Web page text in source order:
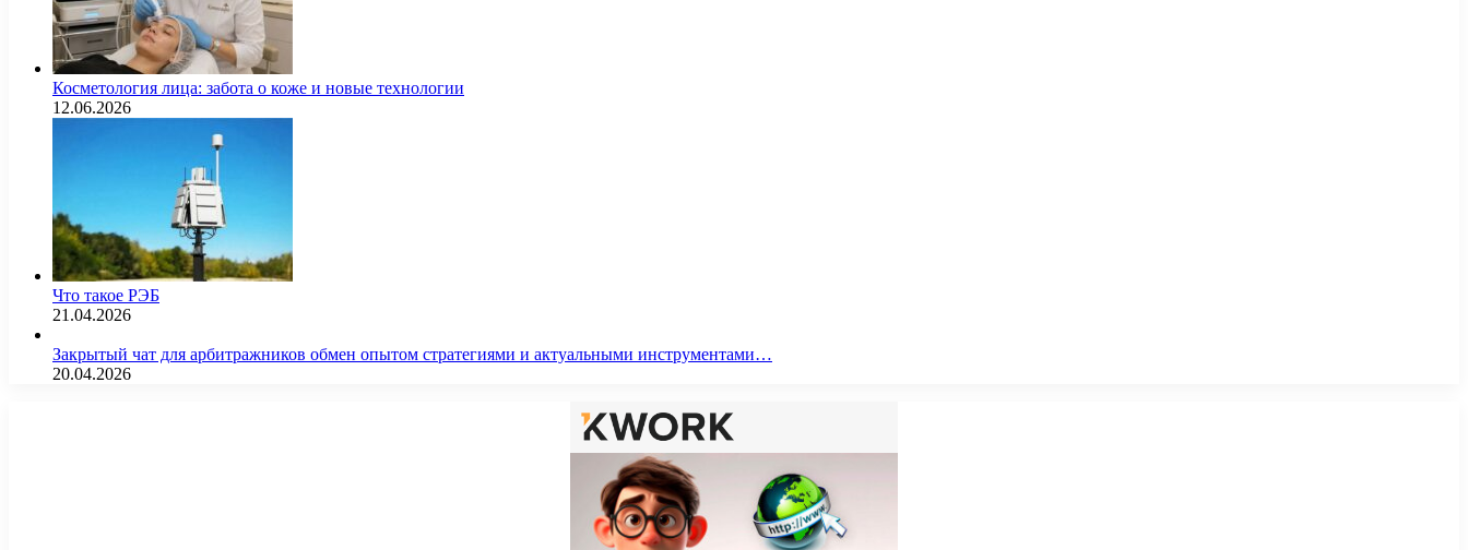
Косметология лица: забота о коже и новые технологии
12.06.2026
Что такое РЭБ
21.04.2026
Закрытый чат для арбитражников обмен опытом стратегиями и актуальными инструментами…
20.04.2026